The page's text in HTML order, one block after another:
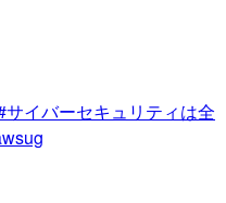
イバーセキュリティは全